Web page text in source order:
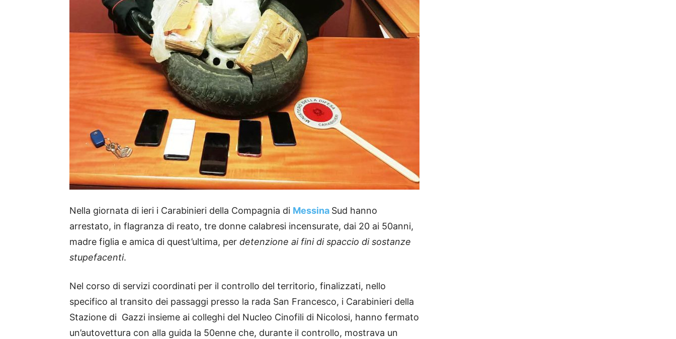
Nella giornata di ieri i Carabinieri della Compagnia di Messina Sud hanno
arrestato, in flagranza di reato, tre donne calabresi incensurate, dai 20 ai 50anni,
madre figlia e amica di quest’ultima, per detenzione ai fini di spaccio di sostanze
stupefacenti.
Nel corso di servizi coordinati per il controllo del territorio, finalizzati, nello
specifico al transito dei passaggi presso la rada San Francesco, i Carabinieri della
Stazione di Gazzi insieme ai colleghi del Nucleo Cinofili di Nicolosi, hanno fermato
un’autovettura con alla guida la 50enne che, durante il controllo, mostrava un